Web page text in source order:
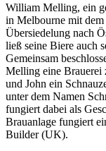
William Melling, ein
in Melbourne mit
Übersiedelung nach
ließ seine Biere auch
Gemeinsam
Melling eine Brauerei
und John ein
unter dem Namen
fungiert dabei als
Brauanlage fungiert
Builder (UK).